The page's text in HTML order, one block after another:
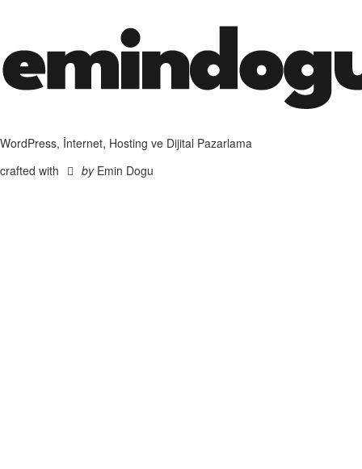
WordPress, İnternet, Hosting ve Dijital Pazarlama
crafted with
byEmin Dogu